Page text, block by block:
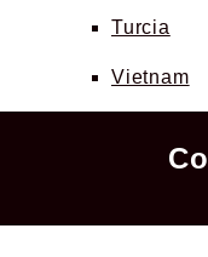
Turcia
Vietnam